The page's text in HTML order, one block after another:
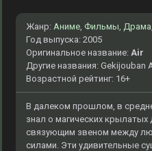
Жанр: Аниме, Фильмы, Драма,
Год выпуска: 2005
Оригинальное название: Air
Другие названия: Gekijouban
Возрастной рейтинг: 16+
В далеком прошлом, в
знал о магических
связующим звеном между
силами. Эти удивительные